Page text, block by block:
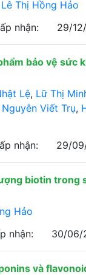
Lê Thị Hồng Hảo
nhận: 29/
bảo vệ sức
Lệ, Lữ Thị
Nguyễn Viết Trụ,
nhận: 29/
biotin trong
Hảo
nhận: 30/06/
và